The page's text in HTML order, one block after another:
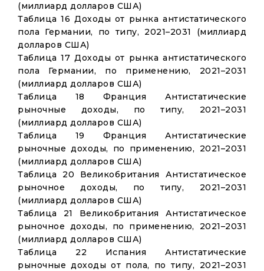
(миллиард долларов США)
Таблица 16 Доходы от рынка антистатического
пола Германии, по типу, 2021–2031 (миллиард
долларов США)
Таблица 17 Доходы от рынка антистатического
пола Германии, по применению, 2021–2031
(миллиард долларов США)
Таблица 18 Франция Антистатические
рыночные доходы, по типу, 2021–2031
(миллиард долларов США)
Таблица 19 Франция Антистатические
рыночные доходы, по применению, 2021–2031
(миллиард долларов США)
Таблица 20 Великобритания Антистатическое
рыночное доходы, по типу, 2021–2031
(миллиард долларов США)
Таблица 21 Великобритания Антистатическое
рыночное доходы, по применению, 2021–2031
(миллиард долларов США)
Таблица 22 Испания Антистатические
рыночные доходы от пола, по типу, 2021–2031